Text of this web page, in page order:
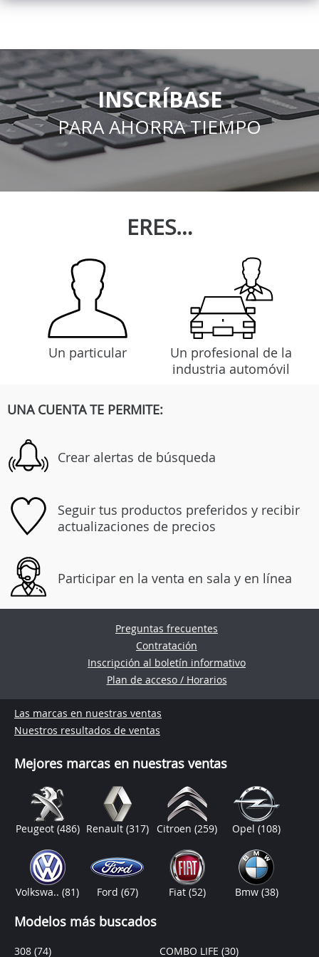
INSCRÍBASE
PARA AHORRA TIEMPO
ERES…
Un particular
Un profesional de la
industria automóvil
UNA CUENTA TE PERMITE:
Crear alertas de búsqueda
Seguir tus productos preferidos y recibir
actualizaciones de precios
Participar en la venta en sala y en línea
Preguntas frecuentes
Contratación
Inscripción al boletín informativo
Plan de acceso / Horarios
Las marcas en nuestras ventas
Nuestros resultados de ventas
Mejores marcas en nuestras ventas
Peugeot (486) Renault (317) Citroen(259) Opel(108)
Volkswa..(81) Ford (67) Fiat (52) Bmw (38)
Modelos más buscados
308 (74) COMBO LIFE (30)